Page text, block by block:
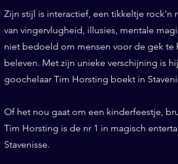
Zijn stijl is interactief, een tikkeltje rock'n
van vingervlugheid, illusies, mentale
niet bedoeld om mensen voor de gek te
beleven. Met zijn unieke verschijning is
goochelaar Tim Horsting boekt in
Of het nou gaat om een kinderfeestje,
Tim Horsting is de nr 1 in magisch
Stavenisse.